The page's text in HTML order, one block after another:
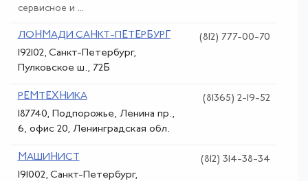
сервисное и ...
ЛОНМАДИ САНКТ-ПЕТЕРБУРГ
192102, Санкт-Петербург,
Пулковское ш., 72Б
(812) 777-00-70
РЕМТЕХНИКА
187740, Подпорожье, Ленина пр.,
6, офис 20, Ленинградская обл.
(81365) 2-19-52
МАШИНИСТ
191002, Санкт-Петербург,
(812) 314-38-34